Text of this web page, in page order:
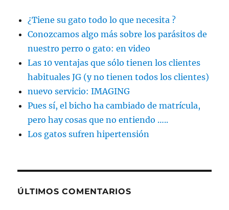
¿Tiene su gato todo lo que necesita ?
Conozcamos algo más sobre los parásitos de
nuestro perro o gato: en video
Las 10 ventajas que sólo tienen los clientes
habituales JG (y no tienen todos los clientes)
nuevo servicio: IMAGING
Pues sí, el bicho ha cambiado de matrícula,
pero hay cosas que no entiendo …..
Los gatos sufren hipertensión
ÚLTIMOS COMENTARIOS